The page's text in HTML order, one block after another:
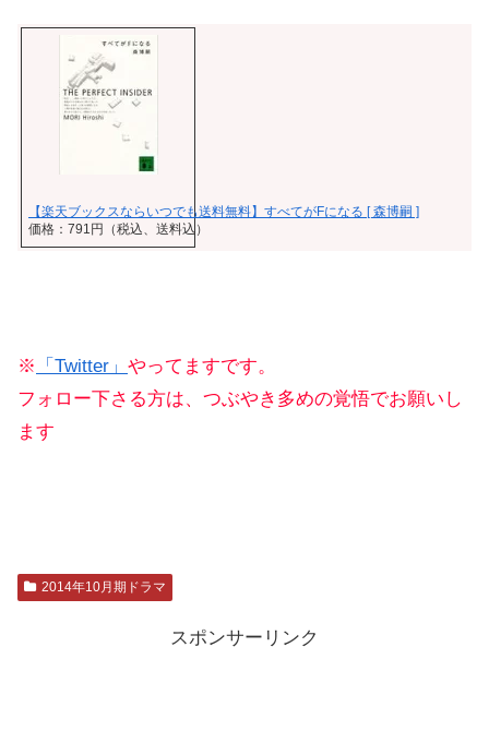
【楽天ブックスならいつでも送料無料】すべてがFになる [ 森博嗣 ]
価格：791円（税込、送料込）
※ 「Twitter」 やってますです。
フォロー下さる方は、つぶやき多めの覚悟でお願いし
ます
2014年10月期ドラマ
スポンサーリンク